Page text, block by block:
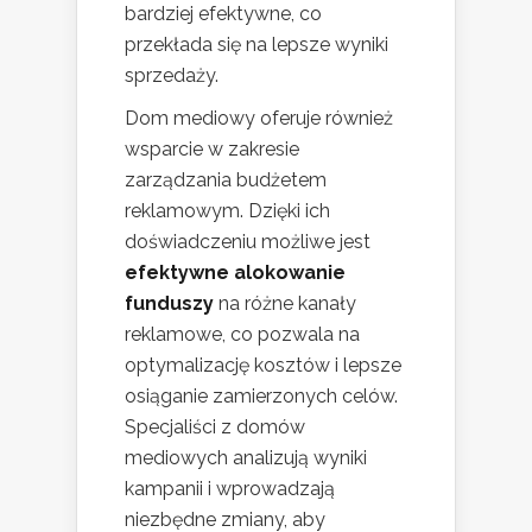
bardziej efektywne, co
przekłada się na lepsze wyniki
sprzedaży.
Dom mediowy oferuje również
wsparcie w zakresie
zarządzania budżetem
reklamowym. Dzięki ich
doświadczeniu możliwe jest
efektywne alokowanie
funduszy na różne kanały
reklamowe, co pozwala na
optymalizację kosztów i lepsze
osiąganie zamierzonych celów.
Specjaliści z domów
mediowych analizują wyniki
kampanii i wprowadzają
niezbędne zmiany, aby